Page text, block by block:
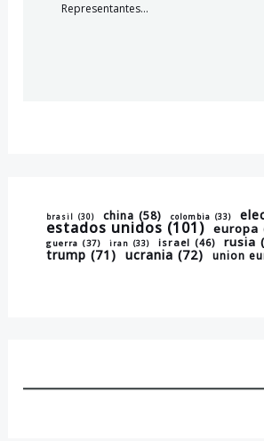
brasil (30) china (58) colombia (33)
estados unidos (101) europa
guerra (37) iran (33) israel (46) rusia
trump (71) ucrania (72) union
Representantes…